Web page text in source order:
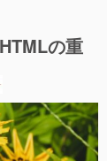
の重